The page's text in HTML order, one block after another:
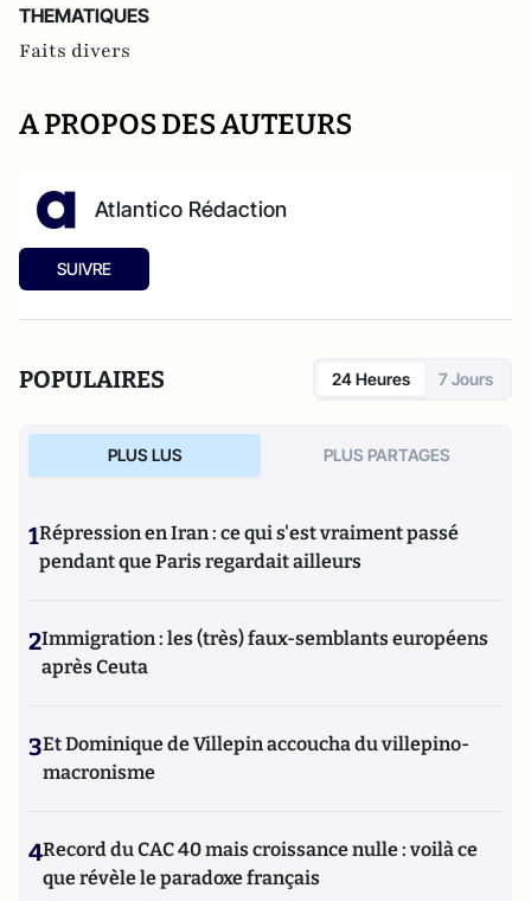
THEMATIQUES
Faits divers
A PROPOS DES AUTEURS
Atlantico Rédaction
SUIVRE
POPULAIRES 24 Heures 7 Jours
PLUS LUS PLUS PARTAGES
1Répression en Iran : ce qui s'est vraiment passé
pendant que Paris regardait ailleurs
2Immigration : les (très) faux-semblants européens
après Ceuta
3Et Dominique de Villepin accoucha du villepino-
macronisme
4Record du CAC 40 mais croissance nulle : voilà ce
que révèle le paradoxe français